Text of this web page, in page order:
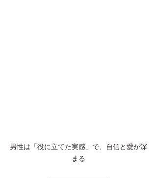
男性は「役に立てた実感」で、自信と愛が深
まる